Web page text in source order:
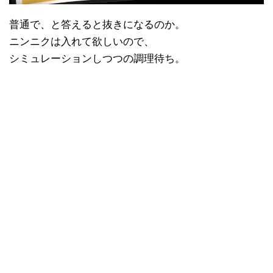
普通で、と答えると抜きになるのか。
ニンニクは入れて欲しいので、
シミュレーションしつつの調理待ち。